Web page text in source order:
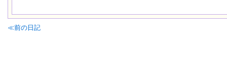
≪前の日記